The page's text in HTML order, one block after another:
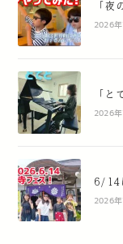
「夜
2026
「と
2026年
6/14
2026年